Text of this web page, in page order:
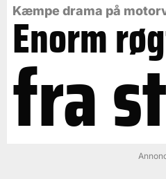
Kæmpe drama på
Enorm
fra